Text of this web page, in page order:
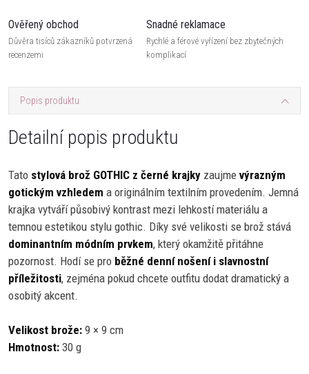
Ověřený obchod
Důvěra tisíců zákazníků potvrzená
recenzemi
Snadné reklamace
Rychlé a férové vyřízení bez zbytečných
komplikací
Popis produktu
Detailní popis produktu
Tato stylová brož GOTHIC z černé krajky zaujme výrazným
gotickým vzhledem a originálním textilním provedením. Jemná
krajka vytváří působivý kontrast mezi lehkostí materiálu a
temnou estetikou stylu gothic. Díky své velikosti se brož stává
dominantním módním prvkem, který okamžitě přitáhne
pozornost. Hodí se pro běžné denní nošení i slavnostní
příležitosti, zejména pokud chcete outfitu dodat dramatický a
osobitý akcent.
Velikost brože: 9 × 9 cm
Hmotnost: 30 g